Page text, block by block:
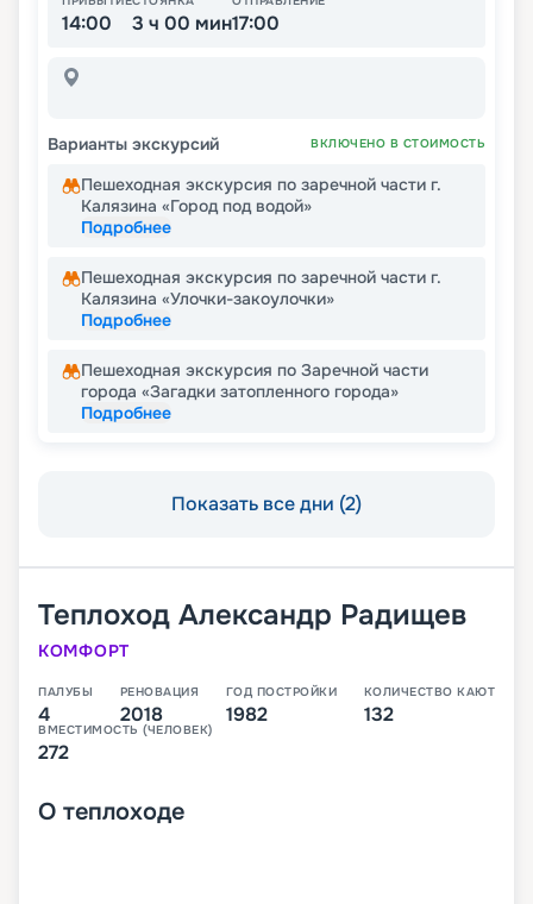
14:00 3 ч 00 мин17:00
Варианты экскурсий ВКЛЮЧЕНО В СТОИМОСТЬ
​Пешеходная экскурсия по заречной части г.
Калязина «Город под водой»
Подробнее
Пешеходная экскурсия по заречной части г.
Калязина «Улочки-закоулочки»
Подробнее
Пешеходная экскурсия по Заречной части
города «Загадки затопленного города»
Подробнее
Показать все дни (2)
Теплоход Александр Радищев
КОМФОРТ
ПАЛУБЫ
4
РЕНОВАЦИЯ
2018
ГОД ПОСТРОЙКИ
1982
КОЛИЧЕСТВО КАЮТ
132
ВМЕСТИМОСТЬ (ЧЕЛОВЕК)
272
О теплоходе